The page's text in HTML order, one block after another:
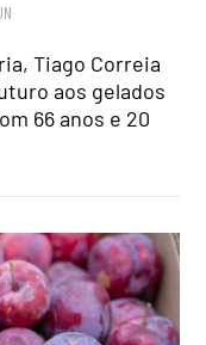
Tiago Correia
aos gelados
66 anos e 20